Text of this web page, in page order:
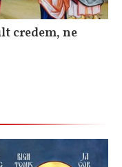
credem, ne